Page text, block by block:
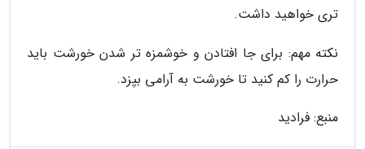
تری خواهید داشت.
نکته مهم: برای جا افتادن و خوشمزه تر شدن خورشت باید
حرارت را کم کنید تا خورشت به آرامی بپزد.
منبع: فرادید